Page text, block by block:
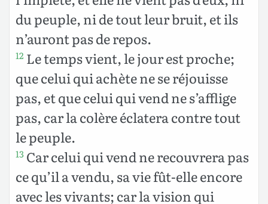
du peuple, ni de tout leur bruit, et ils
n’auront pas de repos.
12 Le temps vient, le jour est proche;
que celui qui achète ne se réjouisse
pas, et que celui qui vend ne s’afflige
pas, car la colère éclatera contre tout
le peuple.
13 Car celui qui vend ne recouvrera pas
ce qu’il a vendu, sa vie fût-elle encore
avec les vivants; car la vision qui